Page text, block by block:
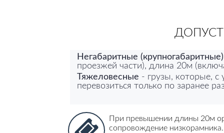
Негабаритные (крупногабаритные)
проезжей части), длина 20м
Тяжеловесные - грузы, которые,
перевозиться только по заранее
При превышении длины 20м
сопровождение